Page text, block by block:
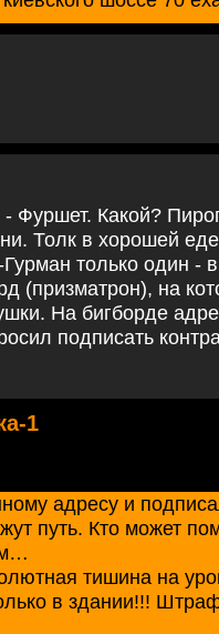
Фуршет. Какой?
Толк в хорошей еде
только один -
(призматрон), на
На бигборде
подписать
1
адресу и
путь. Кто может
тишина на
в здании!!!